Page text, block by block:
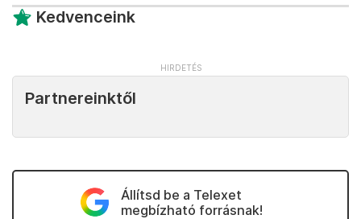
Kedvenceink
Partnereinktől
Állítsd be a Telexet
megbízható forrásnak!